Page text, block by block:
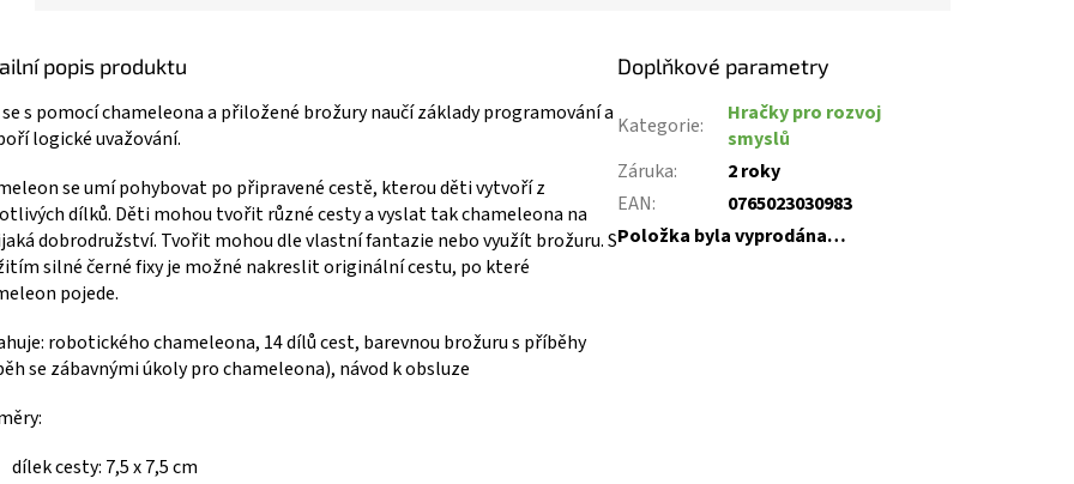
popis produktu
s pomocí chameleona a přiložené brožury naučí základy programování a
logické uvažování.
se umí pohybovat po připravené cestě, kterou děti vytvoří z
dílků. Děti mohou tvořit různé cesty a vyslat tak chameleona na
dobrodružství. Tvořit mohou dle vlastní fantazie nebo využít brožuru. S
silné černé fixy je možné nakreslit originální cestu, po které
pojede.
robotického chameleona, 14 dílů cest, barevnou brožuru s příběhy
se zábavnými úkoly pro chameleona), návod k obsluze
dílek cesty: 7,5 x 7,5 cm
Doplňkové parametry
Kategorie:
Hračky pro rozvoj
smyslů
Záruka:
2 roky
EAN:
0765023030983
Položka byla vyprodána…